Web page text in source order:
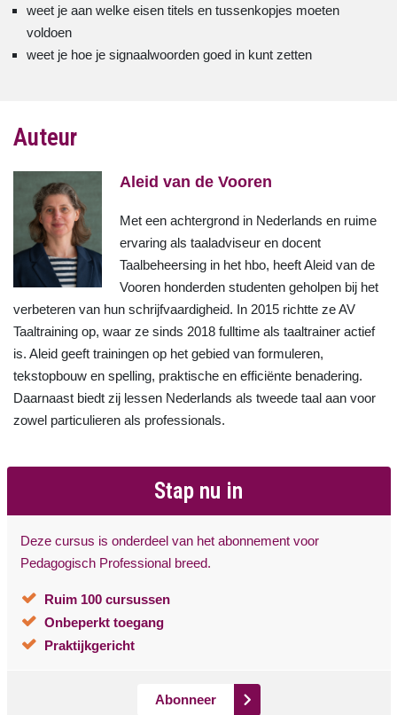
weet je aan welke eisen titels en tussenkopjes moeten
voldoen
weet je hoe je signaalwoorden goed in kunt zetten
Auteur
Aleid van de Vooren
Met een achtergrond in Nederlands en ruime
ervaring als taaladviseur en docent
Taalbeheersing in het hbo, heeft Aleid van de
Vooren honderden studenten geholpen bij het
verbeteren van hun schrijfvaardigheid. In 2015 richtte ze AV
Taaltraining op, waar ze sinds 2018 fulltime als taaltrainer actief
is. Aleid geeft trainingen op het gebied van formuleren,
tekstopbouw en spelling, praktische en efficiënte benadering.
Daarnaast biedt zij lessen Nederlands als tweede taal aan voor
zowel particulieren als professionals.
Stap nu in
Deze cursus is onderdeel van het abonnement voor
Pedagogisch Professional breed.
Ruim 100 cursussen
Onbeperkt toegang
Praktijkgericht
Abonneer